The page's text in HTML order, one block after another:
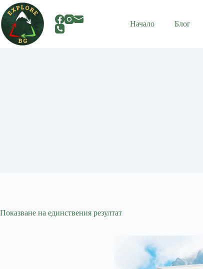
Skip
to
content
Начало Блог
Показване на единствения резултат